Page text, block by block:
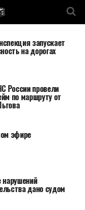
запускает
на дорогах
России провели
по маршруту от
эфире
нарушений
дано судом